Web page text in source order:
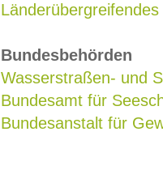
Bundesbehörden
Wasserstraßen- und
Bundesamt für
Bundesanstalt für